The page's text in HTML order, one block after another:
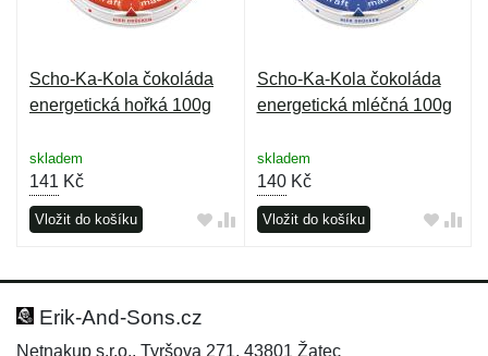
Scho-Ka-Kola čokoláda
energetická hořká 100g
skladem
141 Kč
Vložit do košíku
Scho-Ka-Kola čokoláda
energetická mléčná 100g
skladem
140Kč
Vložit do košíku
Erik-And-Sons.cz
Netnakup s.r.o., Tyršova 271, 43801 Žatec